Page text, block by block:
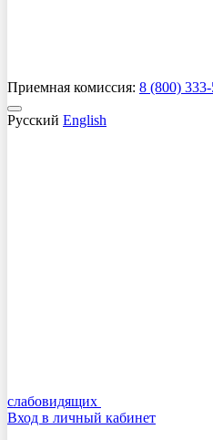
Приемная комиссия: 8 (800)
Русский English
слабовидящих
Вход в личный кабинет